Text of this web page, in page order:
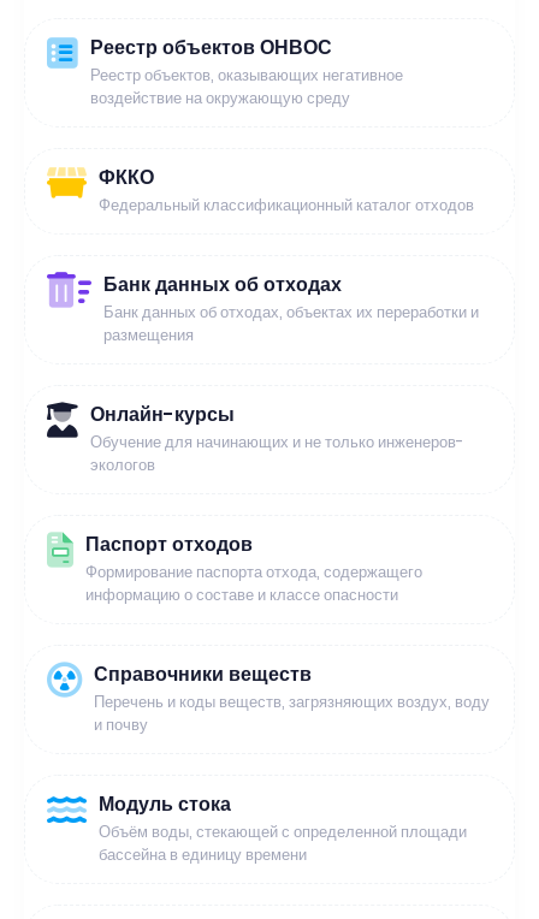
Реестр объектов ОНВОС
Реестр объектов, оказывающих негативное
воздействие на окружающую среду
ФККО
Федеральный классификационный каталог отходов
Банк данных об отходах
Банк данных об отходах, объектах их переработки и
размещения
Онлайн-курсы
Обучение для начинающих и не только инженеров-
экологов
Паспорт отходов
Формирование паспорта отхода, содержащего
информацию о составе и классе опасности
Справочники веществ
Перечень и коды веществ, загрязняющих воздух, воду
и почву
Модуль стока
Объём воды, стекающей с определенной площади
бассейна в единицу времени